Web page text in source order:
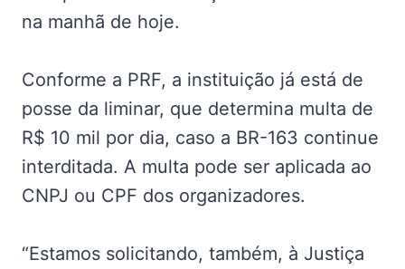
na manhã de hoje.
Conforme a PRF, a instituição já está de
posse da liminar, que determina multa de
R$ 10 mil por dia, caso a BR-163 continue
interditada. A multa pode ser aplicada ao
CNPJ ou CPF dos organizadores.
“Estamos solicitando, também, à Justiça